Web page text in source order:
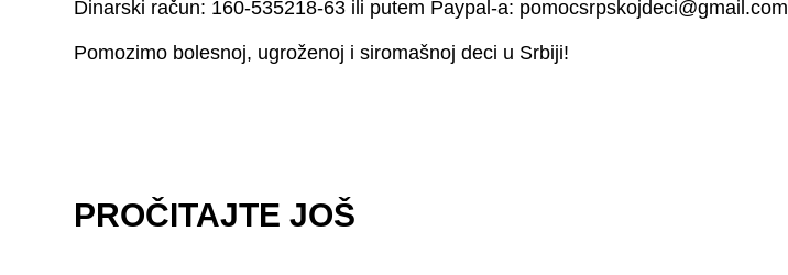
Dinarski račun: 160-535218-63 ili putem Paypal-a: pomocsrpskojdeci@gmail.com
Pomozimo bolesnoj, ugroženoj i siromašnoj deci u Srbiji!
PROČITAJTE JOŠ